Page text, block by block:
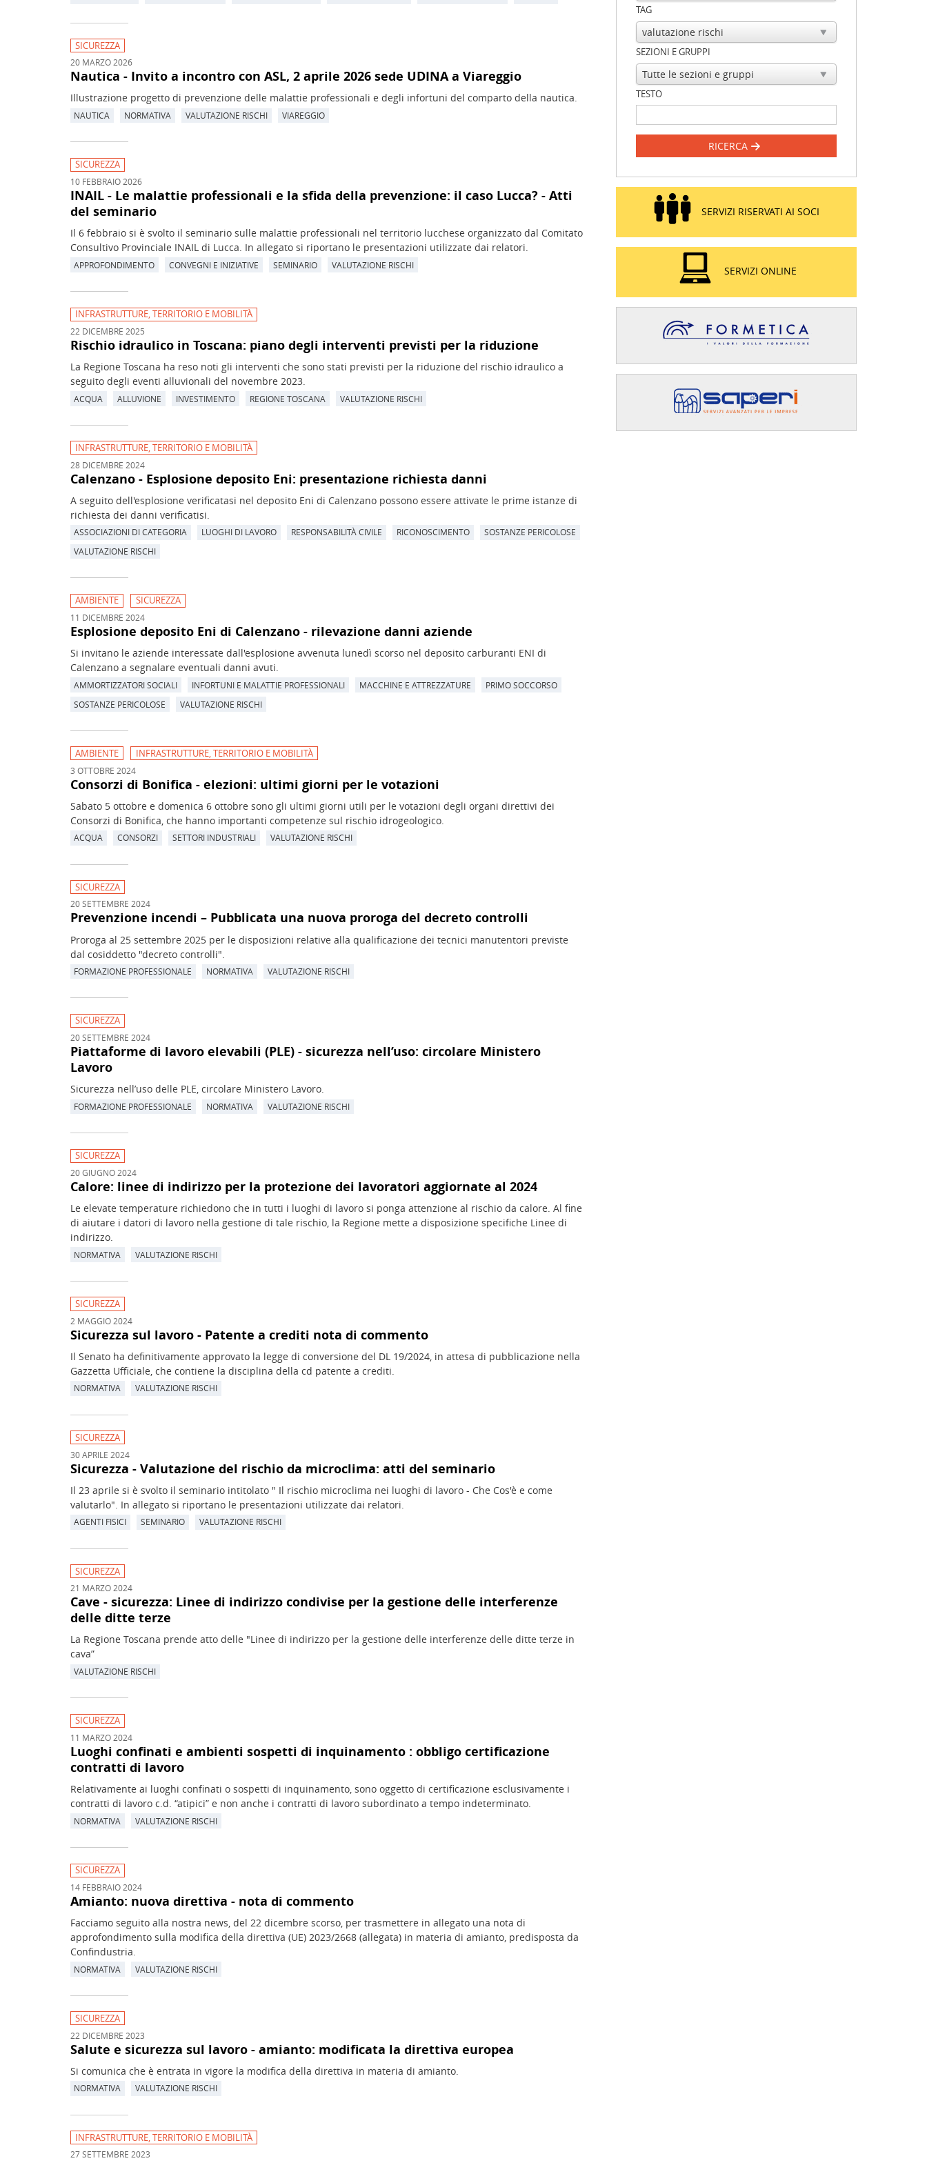
SICUREZZA
20 MARZO 2026
Nautica - Invito a incontro con ASL, 2 aprile 2026 sede UDINA a Viareggio
Illustrazione progetto di prevenzione delle malattie professionali e degli infortuni del comparto della nautica.
NAUTICA NORMATIVA VALUTAZIONE RISCHI VIAREGGIO
SICUREZZA
10 FEBBRAIO 2026
INAIL - Le malattie professionali e la sfida della prevenzione: il caso Lucca? - Atti
del seminario
Il 6 febbraio si è svolto il seminario sulle malattie professionali nel territorio lucchese organizzato dal Comitato
Consultivo Provinciale INAIL di Lucca. In allegato si riportano le presentazioni utilizzate dai relatori.
APPROFONDIMENTO CONVEGNI E INIZIATIVE SEMINARIO VALUTAZIONE RISCHI
INFRASTRUTTURE, TERRITORIO E MOBILITÀ
22 DICEMBRE 2025
Rischio idraulico in Toscana: piano degli interventi previsti per la riduzione
La Regione Toscana ha reso noti gli interventi che sono stati previsti per la riduzione del rischio idraulico a
seguito degli eventi alluvionali del novembre 2023.
ACQUA ALLUVIONE INVESTIMENTO REGIONE TOSCANA VALUTAZIONE RISCHI
INFRASTRUTTURE, TERRITORIO E MOBILITÀ
28 DICEMBRE 2024
Calenzano - Esplosione deposito Eni: presentazione richiesta danni
A seguito dell'esplosione verificatasi nel deposito Eni di Calenzano possono essere attivate le prime istanze di
richiesta dei danni verificatisi.
ASSOCIAZIONI DI CATEGORIA LUOGHI DI LAVORO RESPONSABILITÀ CIVILE RICONOSCIMENTO
SOSTANZE PERICOLOSE
VALUTAZIONE RISCHI
AMBIENTE SICUREZZA
11 DICEMBRE 2024
Esplosione deposito Eni di Calenzano - rilevazione danni aziende
Si invitano le aziende interessate dall'esplosione avvenuta lunedì scorso nel deposito carburanti ENI di
Calenzano a segnalare eventuali danni avuti.
AMMORTIZZATORI SOCIALI INFORTUNI E MALATTIE PROFESSIONALI MACCHINE E ATTREZZATURE
PRIMO SOCCORSO
SOSTANZE PERICOLOSE
VALUTAZIONE RISCHI
AMBIENTE INFRASTRUTTURE, TERRITORIO E MOBILITÀ
3 OTTOBRE 2024
Consorzi di Bonifica - elezioni: ultimi giorni per le votazioni
Sabato 5 ottobre e domenica 6 ottobre sono gli ultimi giorni utili per le votazioni degli organi direttivi dei
Consorzi di Bonifica, che hanno importanti competenze sul rischio idrogeologico.
ACQUA CONSORZI SETTORI INDUSTRIALI VALUTAZIONE RISCHI
SICUREZZA
20 SETTEMBRE 2024
Prevenzione incendi – Pubblicata una nuova proroga del decreto controlli
Proroga al 25 settembre 2025 per le disposizioni relative alla qualificazione dei tecnici manutentori previste
dal cosiddetto "decreto controlli".
FORMAZIONE PROFESSIONALE NORMATIVA VALUTAZIONE RISCHI
SICUREZZA
20 SETTEMBRE 2024
Piattaforme di lavoro elevabili (PLE) - sicurezza nell’uso: circolare Ministero
Lavoro
Sicurezza nell’uso delle PLE, circolare Ministero Lavoro.
FORMAZIONE PROFESSIONALE NORMATIVA VALUTAZIONE RISCHI
SICUREZZA
20 GIUGNO 2024
Calore: linee di indirizzo per la protezione dei lavoratori aggiornate al 2024
Le elevate temperature richiedono che in tutti i luoghi di lavoro si ponga attenzione al rischio da calore. Al fine
di aiutare i datori di lavoro nella gestione di tale rischio, la Regione mette a disposizione specifiche Linee di
indirizzo.
NORMATIVA VALUTAZIONE RISCHI
SICUREZZA
2 MAGGIO 2024
Sicurezza sul lavoro - Patente a crediti nota di commento
Il Senato ha definitivamente approvato la legge di conversione del DL 19/2024, in attesa di pubblicazione nella
Gazzetta Ufficiale, che contiene la disciplina della cd patente a crediti.
NORMATIVA VALUTAZIONE RISCHI
SICUREZZA
30 APRILE 2024
Sicurezza - Valutazione del rischio da microclima: atti del seminario
Il 23 aprile si è svolto il seminario intitolato " Il rischio microclima nei luoghi di lavoro - Che Cos'è e come
valutarlo". In allegato si riportano le presentazioni utilizzate dai relatori.
AGENTI FISICI SEMINARIO VALUTAZIONE RISCHI
SICUREZZA
21 MARZO 2024
Cave - sicurezza: Linee di indirizzo condivise per la gestione delle interferenze
delle ditte terze
La Regione Toscana prende atto delle "Linee di indirizzo per la gestione delle interferenze delle ditte terze in
cava”
VALUTAZIONE RISCHI
SICUREZZA
11 MARZO 2024
Luoghi confinati e ambienti sospetti di inquinamento : obbligo certificazione
contratti di lavoro
Relativamente ai luoghi confinati o sospetti di inquinamento, sono oggetto di certificazione esclusivamente i
contratti di lavoro c.d. “atipici” e non anche i contratti di lavoro subordinato a tempo indeterminato.
NORMATIVA VALUTAZIONE RISCHI
SICUREZZA
14 FEBBRAIO 2024
Amianto: nuova direttiva - nota di commento
Facciamo seguito alla nostra news, del 22 dicembre scorso, per trasmettere in allegato una nota di
approfondimento sulla modifica della direttiva (UE) 2023/2668 (allegata) in materia di amianto, predisposta da
Confindustria.
NORMATIVA VALUTAZIONE RISCHI
SICUREZZA
22 DICEMBRE 2023
Salute e sicurezza sul lavoro - amianto: modificata la direttiva europea
Si comunica che è entrata in vigore la modifica della direttiva in materia di amianto.
NORMATIVA VALUTAZIONE RISCHI
INFRASTRUTTURE, TERRITORIO E MOBILITÀ
27 SETTEMBRE 2023
TAG
SEZIONI E GRUPPI
TESTO
RICERCA
SERVIZI RISERVATI AI SOCI
SERVIZI ONLINE